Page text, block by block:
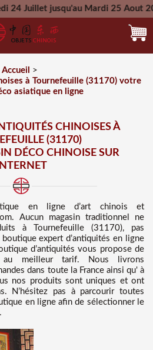
jusqu'au Mardi 25 Aout 2026 -
Mercredi 26 Aout 2026
Accueil
>
à Tournefeuille (31170) votre
asiatique en ligne
CHINOISES À
(31170)
DÉCO CHINOISE SUR
INTERNET
en ligne d’art chinois et
Aucun magasin traditionnel ne
à Tournefeuille (31170), pas
expert d’antiquités en ligne
d’antiquités vous propose de
au meilleur tarif. Nous
livrons
dans toute la France ainsi qu' à
nos produits sont uniques et ont
N’hésitez pas à parcourir toutes
en ligne afin de sélectionner le